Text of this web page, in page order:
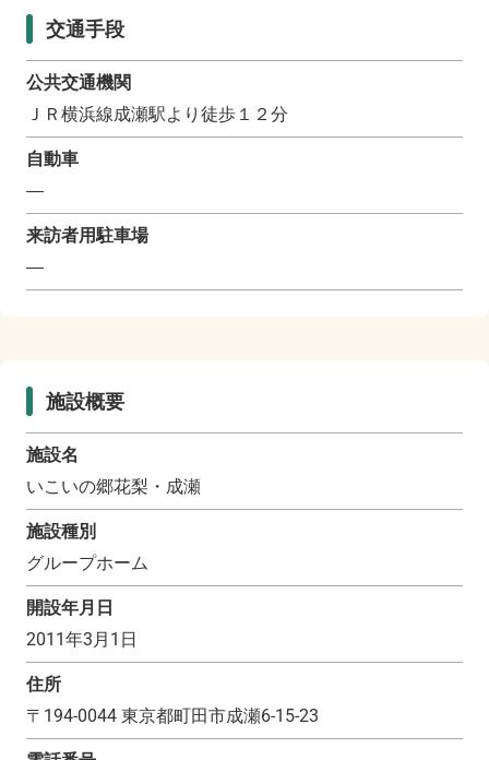
交通手段
公共交通機関
ＪＲ横浜線成瀬駅より徒歩１２分
自動車
―
来訪者用駐車場
―
施設概要
施設名
いこいの郷花梨・成瀬
施設種別
グループホーム
開設年月日
2011年3月1日
住所
〒 194-0044 東京都町田市成瀬6-15-23